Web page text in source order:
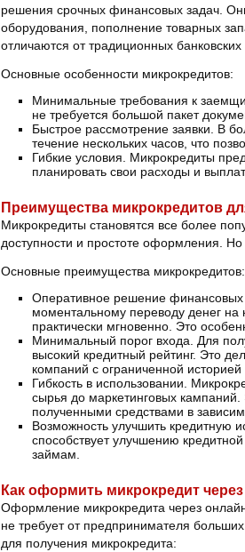
решения срочных финансовых задач.
оборудования, пополнение товарных
отличаются от традиционных
Основные особенности микрокредитов:
Минимальные требования к
не требуется большой пакет
Быстрое рассмотрение заявки. В
течение нескольких часов, что
Гибкие условия. Микрокредиты
планировать свои расходы и
Преимущества микрокредитов
Микрокредиты становятся все более
доступности и простоте оформления.
Основные преимущества микрокредитов:
Оперативное решение финансовых
моментальному переводу денег
практически мгновенно. Это
Минимальный порог входа. Для
высокий кредитный рейтинг. Это
компаний с ограниченной историей
Гибкость в использовании.
сырья до маркетинговых
полученными средствами в
Возможность улучшить кредитную
способствует улучшению
займам.
Как оформить микрокредит
Оформление микрокредита через
не требует от предпринимателя
для получения микрокредита: